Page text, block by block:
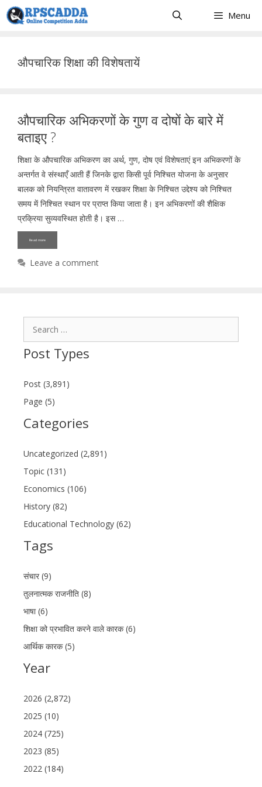
Skip
to
Menu
औपचारिक शिक्षा की विशेषतायें
औपचारिक अभिकरणों के गुण व दोषों के बारे में
बताइए ?
शिक्षा के औपचारिक अभिकरण का अर्थ, गुण, दोष एवं विशेषताएं इन अभिकरणों के
अन्तर्गत वे संस्थाएँ आती हैं जिनके द्वारा किसी पूर्व निश्चित योजना के अनुसार
बालक को नियन्त्रित वातावरण में रखकर शिक्षा के निश्चित उद्देश्य को निश्चित
समय में निश्चित स्थान पर प्राप्त किया जाता है। इन अभिकरणों की शैक्षिक
प्रक्रिया सुव्यवस्थित होती है। इस …
Read more
Leave a comment
Post Types
Post (3,891)
Page (5)
Categories
Uncategorized (2,891)
Topic (131)
Economics (106)
History (82)
Educational Technology (62)
Tags
संचार (9)
तुलनात्मक राजनीति (8)
भाषा (6)
शिक्षा को प्रभावित करने वाले कारक (6)
आर्थिक कारक (5)
Year
2026 (2,872)
2025 (10)
2024 (725)
2023 (85)
2022 (184)